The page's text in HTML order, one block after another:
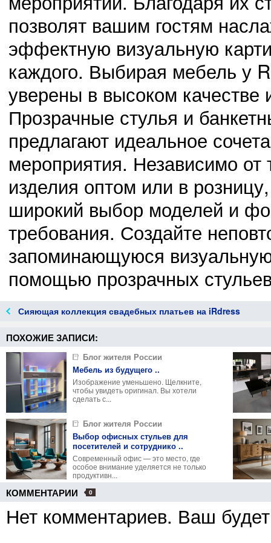
позволят вашим гостям
эффектную визуальную
каждого. Выбирая мебель у
уверены в высоком качестве
Прозрачные стулья и
предлагают идеальное
мероприятия. Независимо
изделия оптом или в
широкий выбор моделей и
требования. Создайте
запоминающуюся
помощью прозрачных
Сияющая коллекция свадебных платьев на iRdress
ПОХОЖИЕ ЗАПИСИ:
Блог жителя России
Мебель из будущего ..
Изображение уменьшено. Щелкните,
чтобы увидеть оригинал. Вы хотели
сделать с...
Блог жителя России
Выбор офисных стульев для
посетителей и сотруднико ..
Современный офис — это место, где
особое внимание уделяется не только
продуктивн...
0
КОММЕНТАРИИ
Нет комментариев. Ваш